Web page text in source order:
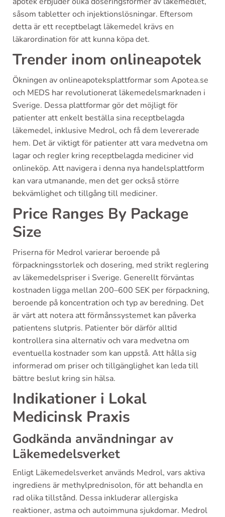
såsom tabletter och injektionslösningar. Eftersom
detta är ett receptbelagt läkemedel krävs en
läkarordination för att kunna köpa det.
Trender inom onlineapotek
Ökningen av onlineapoteksplattformar som Apotea.se
och MEDS har revolutionerat läkemedelsmarknaden i
Sverige. Dessa plattformar gör det möjligt för
patienter att enkelt beställa sina receptbelagda
läkemedel, inklusive Medrol, och få dem levererade
hem. Det är viktigt för patienter att vara medvetna om
lagar och regler kring receptbelagda mediciner vid
onlineköp. Att navigera i denna nya handelsplattform
kan vara utmanande, men det ger också större
bekvämlighet och tillgång till mediciner.
Price Ranges By Package
Size
Priserna för Medrol varierar beroende på
förpackningsstorlek och dosering, med strikt reglering
av läkemedelspriser i Sverige. Generellt förväntas
kostnaden ligga mellan 200–600 SEK per förpackning,
beroende på koncentration och typ av beredning. Det
är värt att notera att förmånssystemet kan påverka
patientens slutpris. Patienter bör därför alltid
kontrollera sina alternativ och vara medvetna om
eventuella kostnader som kan uppstå. Att hålla sig
informerad om priser och tillgänglighet kan leda till
bättre beslut kring sin hälsa.
Indikationer i Lokal
Medicinsk Praxis
Godkända användningar av
Läkemedelsverket
Enligt Läkemedelsverket används Medrol, vars aktiva
ingrediens är methylprednisolon, för att behandla en
rad olika tillstånd. Dessa inkluderar allergiska
reaktioner, astma och autoimmuna sjukdomar. Medrol